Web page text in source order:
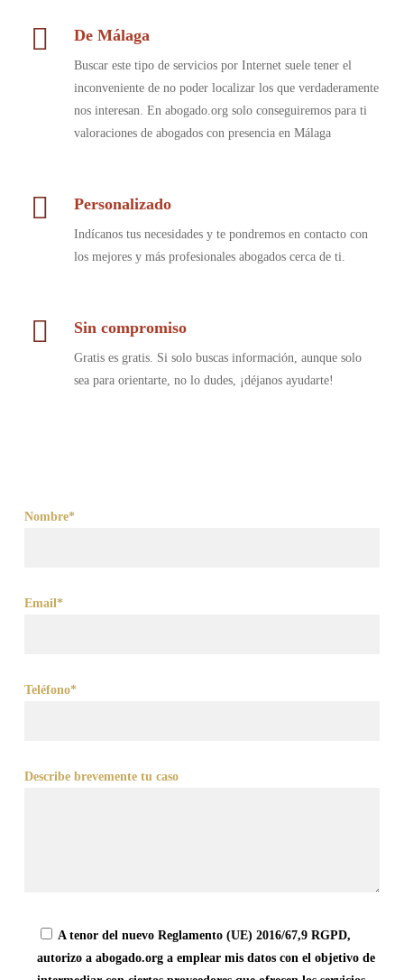
De Málaga
Buscar este tipo de servicios por Internet suele tener el
inconveniente de no poder localizar los que verdaderamente
nos interesan. En abogado.org solo conseguiremos para ti
valoraciones de abogados con presencia en Málaga
Personalizado
Indícanos tus necesidades y te pondremos en contacto con
los mejores y más profesionales abogados cerca de ti.
Sin compromiso
Gratis es gratis. Si solo buscas información, aunque solo
sea para orientarte, no lo dudes, ¡déjanos ayudarte!
Nombre*
Email*
Teléfono*
Describe brevemente tu caso
A tenor del nuevo Reglamento (UE) 2016/67,9 RGPD,
autorizo a abogado.org a emplear mis datos con el objetivo de